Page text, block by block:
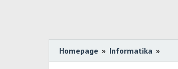
Homepage » Informatika »
Soal